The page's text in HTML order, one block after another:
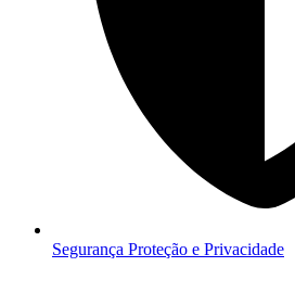
Segurança Proteção e Privacidade